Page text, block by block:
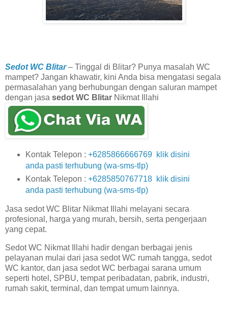
Sedot WC Blitar– Tinggal di Blitar? Punya masalah WC
mampet? Jangan khawatir, kini Anda bisa mengatasi segala
permasalahan yang berhubungan dengan saluran mampet
dengan jasa sedot WC Blitar Nikmat Illahi
Kontak Telepon : +6285866666769 klik disini
anda pasti terhubung (wa-sms-tlp)
Kontak Telepon : +6285850767718 klik disini
anda pasti terhubung (wa-sms-tlp)
Jasa sedot WC Blitar Nikmat Illahi melayani secara
profesional, harga yang murah, bersih, serta pengerjaan
yang cepat.
Sedot WC Nikmat Illahi hadir dengan berbagai jenis
pelayanan mulai dari jasa sedot WC rumah tangga, sedot
WC kantor, dan jasa sedot WC berbagai sarana umum
seperti hotel, SPBU, tempat peribadatan, pabrik, industri,
rumah sakit, terminal, dan tempat umum lainnya.